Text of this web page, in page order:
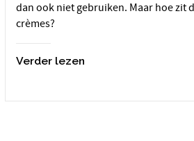
dan ook niet gebruiken. Maar hoe zit
crèmes?
Verder lezen